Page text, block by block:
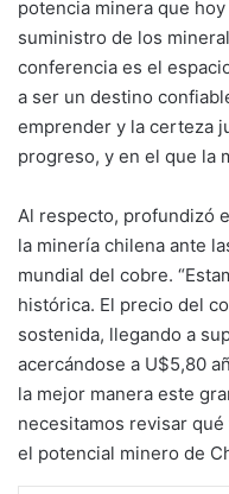
potencia minera que
suministro de los
conferencia es el
a ser un destino
emprender y la certeza
progreso, y en el que la
Al respecto, profundizó
la minería chilena ante
mundial del cobre.
histórica. El precio del
sostenida, llegando a
acercándose a U$5,80
la mejor manera este
necesitamos revisar
el potencial minero de